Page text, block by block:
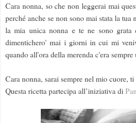
Cara nonna, so che non leggerai mai
perché anche se non sono mai stata la tua
la mia unica nonna e te ne sono grata
dimentichero' mai i giorni in cui mi
quando all'ora della merenda c'era
Cara nonna, sarai sempre nel mio cuore,
Questa ricetta partecipa all’iniziativa di